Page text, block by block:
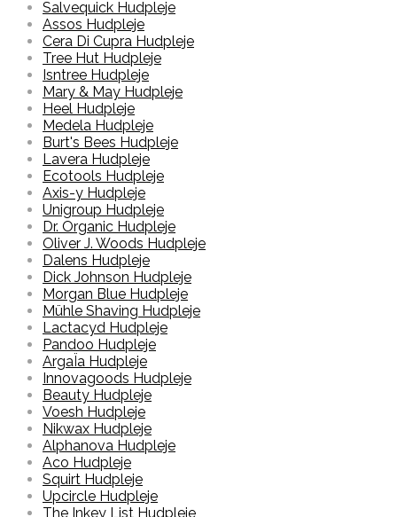
Salvequick Hudpleje
Assos Hudpleje
Cera Di Cupra Hudpleje
Tree Hut Hudpleje
Isntree Hudpleje
Mary & May Hudpleje
Heel Hudpleje
Medela Hudpleje
Burt's Bees Hudpleje
Lavera Hudpleje
Ecotools Hudpleje
Axis-y Hudpleje
Unigroup Hudpleje
Dr. Organic Hudpleje
Oliver J. Woods Hudpleje
Dalens Hudpleje
Dick Johnson Hudpleje
Morgan Blue Hudpleje
Mühle Shaving Hudpleje
Lactacyd Hudpleje
Pandoo Hudpleje
ArgaÏa Hudpleje
Innovagoods Hudpleje
Beauty Hudpleje
Voesh Hudpleje
Nikwax Hudpleje
Alphanova Hudpleje
Aco Hudpleje
Squirt Hudpleje
Upcircle Hudpleje
The Inkey List Hudpleje